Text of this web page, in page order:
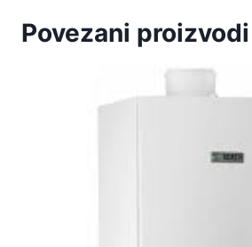
Povezani proizvodi